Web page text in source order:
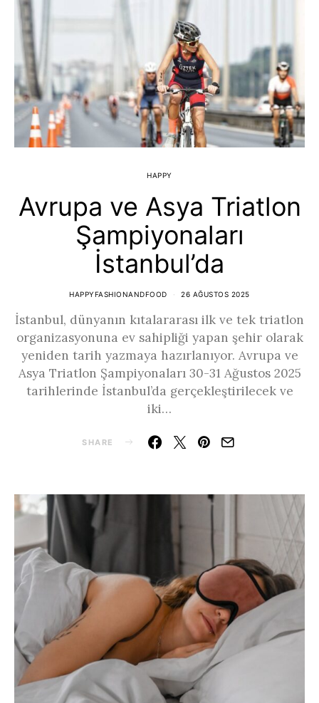
HAPPY
Avrupa ve Asya Triatlon
Şampiyonaları
İstanbul’da
HAPPYFASHIONANDFOOD 26 AĞUSTOS 2025
İstanbul, dünyanın kıtalararası ilk ve tek triatlon
organizasyonuna ev sahipliği yapan şehir olarak
yeniden tarih yazmaya hazırlanıyor. Avrupa ve
Asya Triatlon Şampiyonaları 30-31 Ağustos 2025
tarihlerinde İstanbul’da gerçekleştirilecek ve
iki…
SHARE